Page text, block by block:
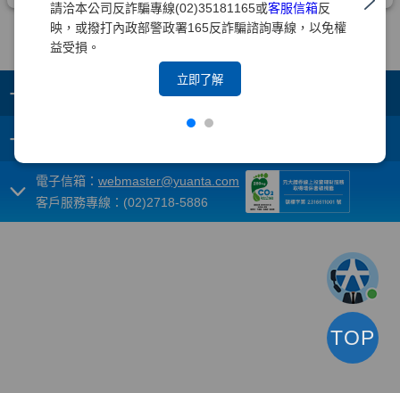
請洽本公司反詐騙專線(02)35181165或客服信箱反
映，或撥打內政部警政署165反詐騙諮詢專線，以免權
益受損。
立即了解
+
+
電子信箱： webmaster@yuanta.com
客戶服務專線：(02)2718-5886
TOP